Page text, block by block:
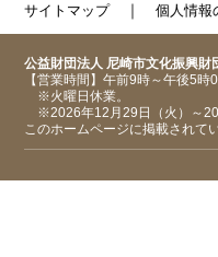
サイトマップ｜ 個人情報
公益財団法人 尼崎市文化振興財
【営業時間】午前9時～午後5
※火曜日休業。
※2026年12月29日（火）～
このホームページに掲載されて